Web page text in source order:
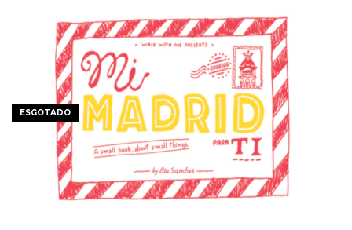
ESGOTADO